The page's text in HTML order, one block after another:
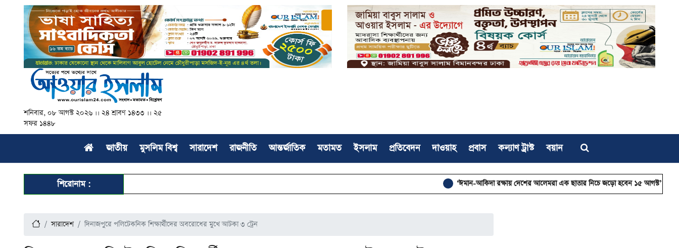
শনিবার, ০৮ আগস্ট ২০২৬ ।। ২৪ শ্রাবণ ১৪৩৩ ।। ২৫
সফর ১৪৪৮
জাতীয় মুসলিম বিশ্ব সারাদেশ রাজনীতি আন্তর্জাতিক মতামত ইসলাম প্রতিবেদন দাওয়াহ প্রবাস কল্যাণ ট্রাস্ট বয়ান
শিরোনাম : ‘ঈমান-আকিদা রক্ষায় দেশের আলেমরা এক ছাতার নিচে জড়ো হবেন ১৫ আগস্ট’ চার দিনের
সারাদেশ দিনাজপুরে পলিটেকনিক শিক্ষার্থীদের অবরোধের মুখে আটকা ৩ ট্রেন